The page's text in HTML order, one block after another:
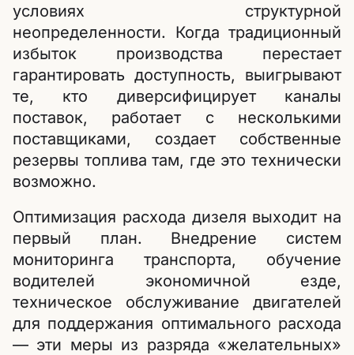
условиях структурной
неопределенности. Когда традиционный
избыток производства перестает
гарантировать доступность, выигрывают
те, кто диверсифицирует каналы
поставок, работает с несколькими
поставщиками, создает собственные
резервы топлива там, где это технически
возможно.
Оптимизация расхода дизеля выходит на
первый план. Внедрение систем
мониторинга транспорта, обучение
водителей экономичной езде,
техническое обслуживание двигателей
для поддержания оптимального расхода
— эти меры из разряда «желательных»